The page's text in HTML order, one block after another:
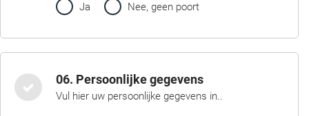
Ja Nee, geen poort
06. Persoonlijke gegevens
Vul hier uw persoonlijke gegevens in..